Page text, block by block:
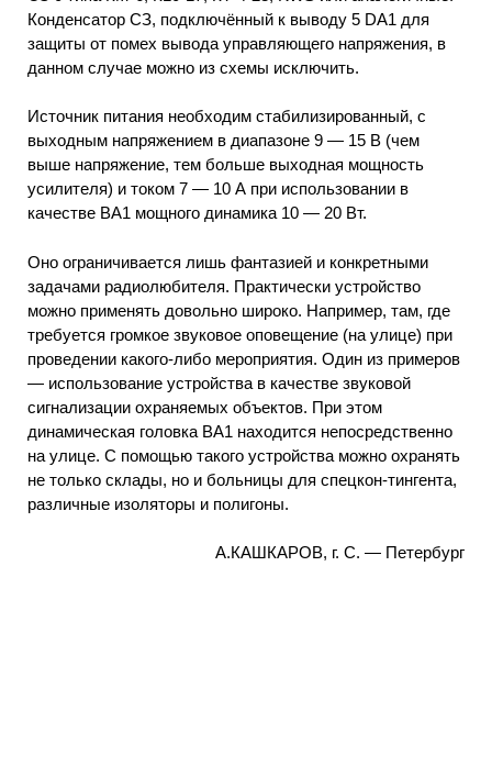
Конденсатор СЗ, подключённый к выводу 5 DA1 для
защиты от помех вывода управляющего напряжения, в
данном случае можно из схемы исключить.
Источник питания необходим стабилизированный, с
выходным напряжением в диапазоне 9 — 15 В (чем
выше напряжение, тем больше выходная мощность
усилителя) и током 7 — 10 А при использовании в
качестве ВА1 мощного динамика 10 — 20 Вт.
Оно ограничивается лишь фантазией и конкретными
задачами радиолюбителя. Практически устройство
можно применять довольно широко. Например, там, где
требуется громкое звуковое оповещение (на улице) при
проведении какого-либо мероприятия. Один из примеров
— использование устройства в качестве звуковой
сигнализации охраняемых объектов. При этом
динамическая головка ВА1 находится непосредственно
на улице. С помощью такого устройства можно охранять
не только склады, но и больницы для спецкон-тингента,
различные изоляторы и полигоны.
А.КАШКАРОВ, г. С. — Петербург